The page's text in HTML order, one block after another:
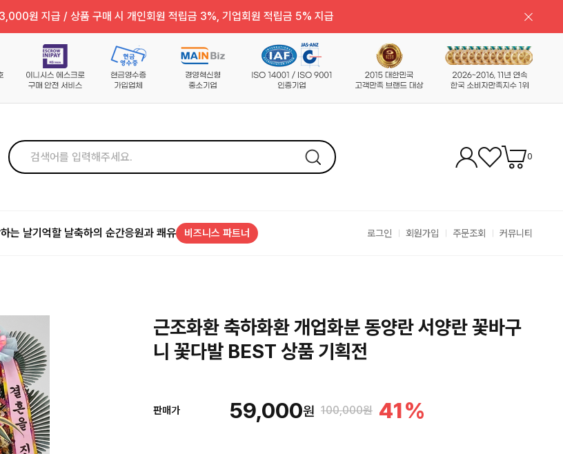
원 지급 / 상품 구매 시 개인회원 적립금 3%, 기업회원 적립금 5% 지급
0
는 날기억할 날축하의 순간응원과 쾌유 비즈니스 파트너 로그인 회원가입 주문조회 커뮤니티
근조화환 축하화환 개업화분 동양란 서양란 꽃바구
니 꽃다발 BEST 상품 기획전
판매가 59,000원 100,000원 41%